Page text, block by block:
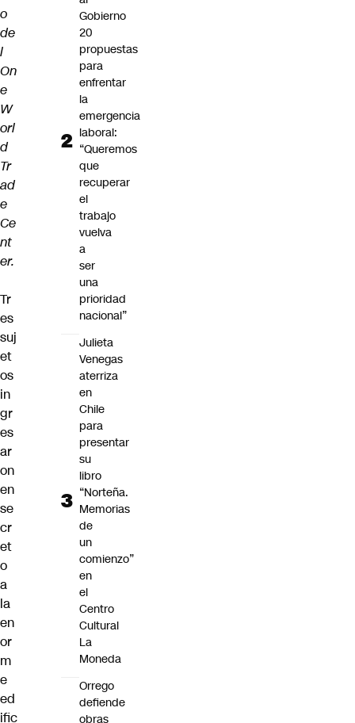
o
de
l
On
e
W
orl
d
Tr
ad
e
Ce
nt
er.
Tr
es
suj
et
os
in
gr
es
ar
on
en
se
cr
et
o
a
la
en
or
m
e
ed
ific
Gobierno
20
propuestas
para
enfrentar
la
emergencia
laboral:
“Queremos
que
recuperar
el
trabajo
vuelva
a
ser
una
prioridad
nacional”
Julieta
Venegas
aterriza
en
Chile
para
presentar
su
libro
“Norteña.
Memorias
de
un
comienzo”
en
el
Centro
Cultural
La
Moneda
Orrego
defiende
obras